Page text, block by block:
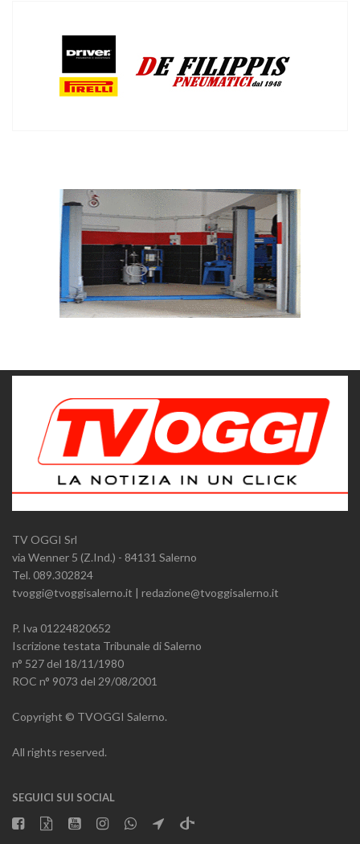
TV OGGI Srl
via Wenner 5 (Z.Ind.) - 84131 Salerno
Tel. 089.302824
tvoggi@tvoggisalerno.it | redazione@tvoggisalerno.it
P. Iva 01224820652
Iscrizione testata Tribunale di Salerno
n° 527 del 18/11/1980
ROC n° 9073 del 29/08/2001
Copyright © TVOGGI Salerno.
All rights reserved.
SEGUICI SUI SOCIAL